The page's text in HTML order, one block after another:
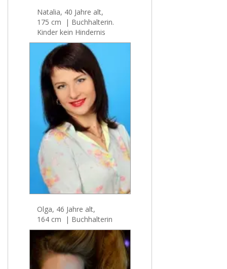
Natalia, 40 Jahre alt,
175 cm | Buchhalterin.
Kinder kein Hindernis
Olga, 46 Jahre alt,
164 cm | Buchhalterin